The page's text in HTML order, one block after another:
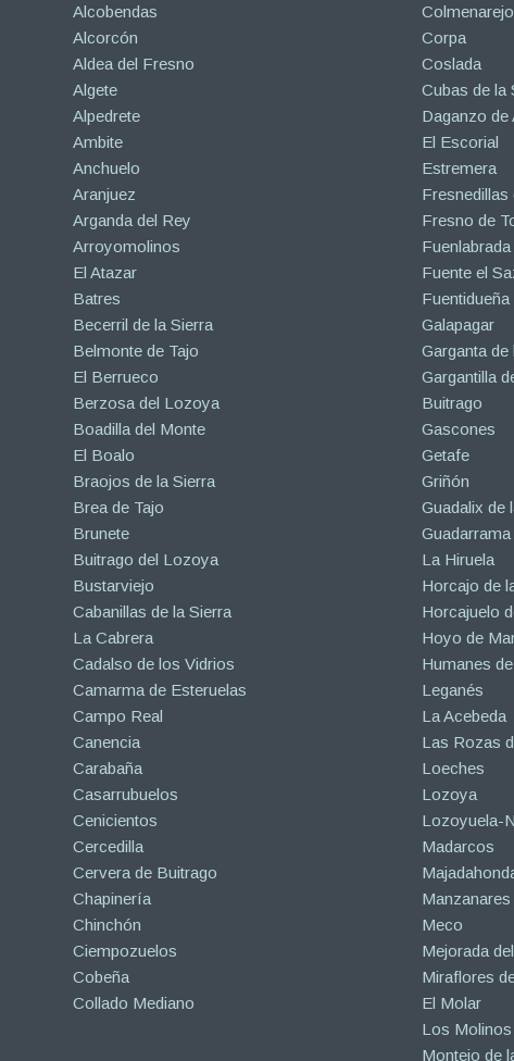
Alcobendas
Alcorcón
Aldea del Fresno
Algete
Alpedrete
Ambite
Anchuelo
Aranjuez
Arganda del Rey
Arroyomolinos
El Atazar
Batres
Becerril de la Sierra
Belmonte de Tajo
El Berrueco
Berzosa del Lozoya
Boadilla del Monte
El Boalo
Braojos de la Sierra
Brea de Tajo
Brunete
Buitrago del Lozoya
Bustarviejo
Cabanillas de la Sierra
La Cabrera
Cadalso de los Vidrios
Camarma de Esteruelas
Campo Real
Canencia
Carabaña
Casarrubuelos
Cenicientos
Cercedilla
Cervera de Buitrago
Chapinería
Chinchón
Ciempozuelos
Cobeña
Collado Mediano
Colmenarejo
Corpa
Coslada
Cubas de la
Daganzo de
El Escorial
Estremera
Fresnedillas
Fresno de
Fuenlabrada
Fuente el
Fuentidueña
Galapagar
Garganta
Gargantilla
Buitrago
Gascones
Getafe
Griñón
Guadalix de
Guadarrama
La Hiruela
Horcajo de
Horcajuelo
Hoyo de
Humanes
Leganés
La Acebeda
Las Rozas
Loeches
Lozoya
Lozoyuela-
Madarcos
Manzanares
Meco
Mejorada
Miraflores
El Molar
Los Molinos
Montejo de